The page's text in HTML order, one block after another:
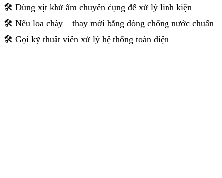
🛠️ Dùng xịt khử ẩm chuyên dụng để xử lý linh kiện
🛠️ Nếu loa cháy – thay mới bằng dòng chống nước chuẩn
🛠️ Gọi kỹ thuật viên xử lý hệ thống toàn diện